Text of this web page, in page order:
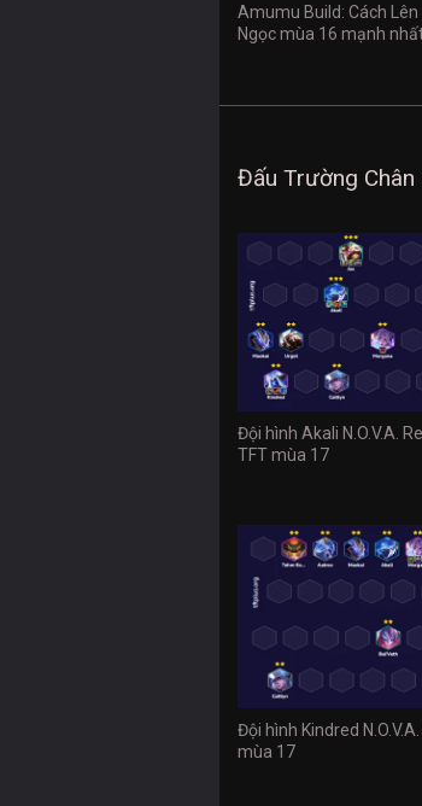
Amumu Build: Cách Lên
Ngọc mùa 16 mạnh
Đấu Trường Chân
Đội hình Akali N.O.V.A.
TFT mùa 17
Đội hình Kindred
mùa 17